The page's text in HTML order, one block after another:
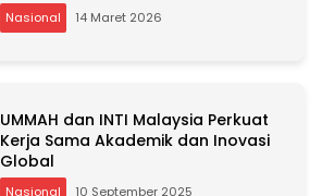
Nasional 14 Maret 2026
UMMAH dan INTI Malaysia Perkuat
Kerja Sama Akademik dan Inovasi
Global
Nasional 10 September 2025